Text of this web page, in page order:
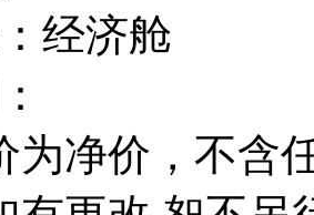
经济舱
为净价，不含